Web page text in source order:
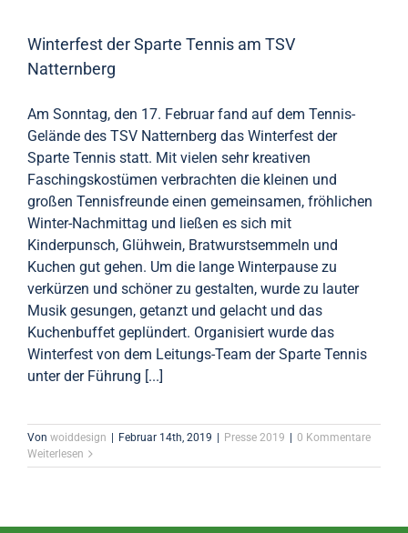
Winterfest der Sparte Tennis am TSV
Natternberg
Am Sonntag, den 17. Februar fand auf dem Tennis-
Gelände des TSV Natternberg das Winterfest der
Sparte Tennis statt. Mit vielen sehr kreativen
Faschingskostümen verbrachten die kleinen und
großen Tennisfreunde einen gemeinsamen, fröhlichen
Winter-Nachmittag und ließen es sich mit
Kinderpunsch, Glühwein, Bratwurstsemmeln und
Kuchen gut gehen. Um die lange Winterpause zu
verkürzen und schöner zu gestalten, wurde zu lauter
Musik gesungen, getanzt und gelacht und das
Kuchenbuffet geplündert. Organisiert wurde das
Winterfest von dem Leitungs-Team der Sparte Tennis
unter der Führung [...]
Von woiddesign Februar 14th, 2019 Presse 2019
0 Kommentare
Weiterlesen